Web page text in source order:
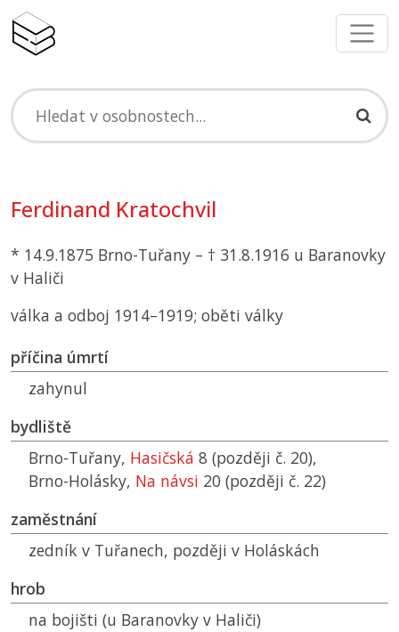
Ferdinand Kratochvil
* 14.9.1875 Brno-Tuřany – † 31.8.1916 u Baranovky
v Haliči
válka a odboj 1914–1919; oběti války
příčina úmrtí
zahynul
bydliště
Brno-Tuřany, Hasičská 8 (později č. 20),
Brno-Holásky, Na návsi 20 (později č. 22)
zaměstnání
zedník v Tuřanech, později v Holáskách
hrob
na bojišti (u Baranovky v Haliči)